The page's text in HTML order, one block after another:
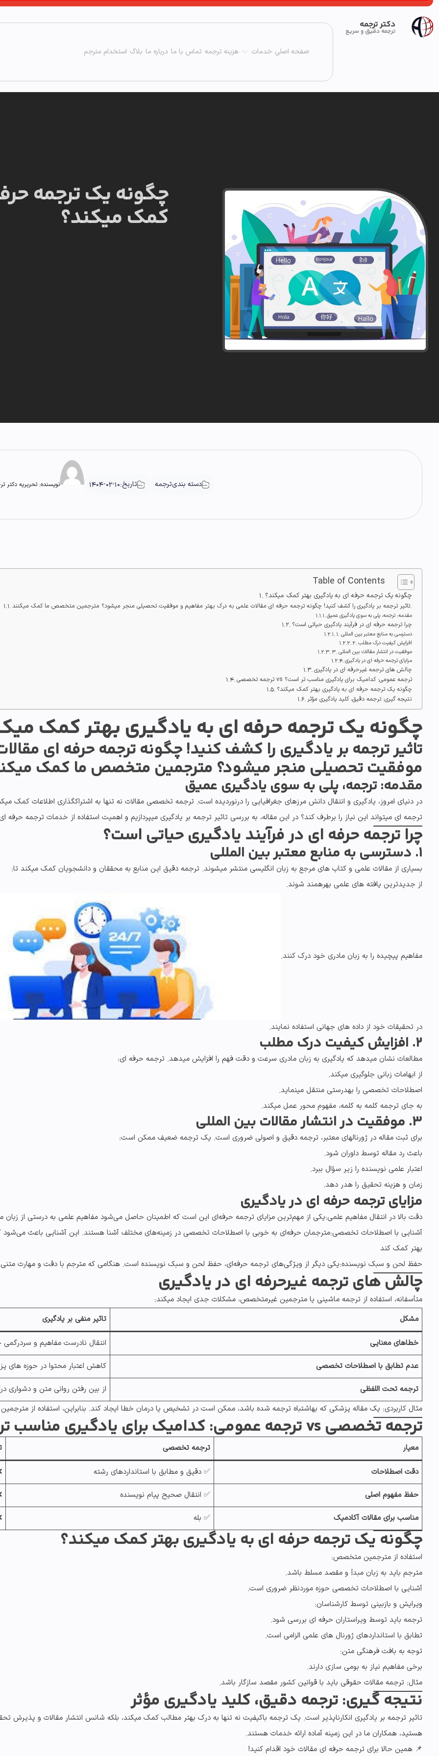
دکتر ترجمه
ترجمه دقیق و سریع
صفحه اصلی خدمات هزینه ترجمه تماس با ما درباره ما بلاگ استخدام مترجم
چگونه یک ترجمه
کمک میکند؟
دسته بندیترجمه تاریخ:1404-02-10 نویسنده: تحریریه دکتر
Table of Contents
چگونه یک ترجمه حرفه ای به یادگیری بهتر کمک میکند؟
تاثیر ترجمه بر یادگیری را کشف کنید! چگونه ترجمه حرفه ای مقالات علمی به درک بهتر مفاهیم و موفقیت تحصیلی منجر میشود؟ مترجمین متخصص ما کمک میکنند.
مقدمه: ترجمه، پلی به سوی یادگیری عمیق
چرا ترجمه حرفه ای در فرآیند یادگیری حیاتی است؟
1. دسترسی به منابع معتبر بین المللی
2. افزایش کیفیت درک مطلب
3. موفقیت در انتشار مقالات بین المللی
مزایای ترجمه حرفه‌ ای در یادگیری
چالش های ترجمه غیرحرفه ای در یادگیری
ترجمه تخصصی vs ترجمه عمومی: کدامیک برای یادگیری مناسب تر است؟
چگونه یک ترجمه حرفه ای به یادگیری بهتر کمک میکند؟
نتیجه گیری: ترجمه دقیق، کلید یادگیری مؤثر
چگونه یک ترجمه حرفه ای به یادگیری بهتر کمک
تاثیر ترجمه بر یادگیری را کشف کنید! چگونه ترجمه حرفه ای
موفقیت تحصیلی منجر میشود؟ مترجمین متخصص ما کمک
مقدمه: ترجمه، پلی به سوی یادگیری عمیق
در دنیای امروز، یادگیری و انتقال دانش مرزهای جغرافیایی را درنوردیده است. ترجمه تخصصی مقالات نه تنها به اشتراکگذاری اطلاعات کمک
ترجمه ای میتواند این نیاز را برطرف کند؟ در این مقاله، به بررسی تاثیر ترجمه بر یادگیری میپردازیم و اهمیت استفاده از خدمات ترجمه حرفه
چرا ترجمه حرفه ای در فرآیند یادگیری حیاتی است؟
1. دسترسی به منابع معتبر بین المللی
بسیاری از مقالات علمی و کتاب های مرجع به زبان انگلیسی منتشر میشوند. ترجمه دقیق این منابع به محققان و دانشجویان کمک میکند تا:
از جدیدترین یافته های علمی بهرهمند شوند.
مفاهیم پیچیده را به زبان مادری خود درک کنند.
در تحقیقات خود از داده های جهانی استفاده نمایند.
2. افزایش کیفیت درک مطلب
مطالعات نشان میدهد که یادگیری به زبان مادری سرعت و دقت فهم را افزایش میدهد. ترجمه حرفه ای:
از ابهامات زبانی جلوگیری میکند.
اصطلاحات تخصصی را بهدرستی منتقل مینماید.
به جای ترجمه کلمه به کلمه، مفهوم محور عمل میکند.
3. موفقیت در انتشار مقالات بین المللی
برای ثبت مقاله در ژورنالهای معتبر، ترجمه دقیق و اصولی ضروری است. یک ترجمه ضعیف ممکن است:
باعث رد مقاله توسط داوران شود.
اعتبار علمی نویسنده را زیر سؤال ببرد.
زمان و هزینه تحقیق را هدر دهد.
مزایای ترجمه حرفه‌ ای در یادگیری
دقت بالا در انتقال مفاهیم علمی:یکی از مهم‌ترین مزایای ترجمه حرفه‌ای این است که اطمینان حاصل می‌شود مفاهیم علمی به درستی از زبان
آشنایی با اصطلاحات تخصصی:مترجمان حرفه‌ای به خوبی با اصطلاحات تخصصی در زمینه‌های مختلف آشنا هستند. این آشنایی باعث می‌شود
بهتر کمک کند
حفظ لحن و سبک نویسنده:یکی دیگر از ویژگی‌های ترجمه حرفه‌ای، حفظ لحن و سبک نویسنده است. هنگامی که مترجم با دقت و مهارت
چالش های ترجمه غیرحرفه ای در یادگیری
متأسفانه، استفاده از ترجمه ماشینی یا مترجمین غیرمتخصص، مشکلات جدی ایجاد میکند:
مشکل
تاثیر منفی بر یادگیری
خطاهای معنایی انتقال نادرست مفاهیم و سردرگمی
عدم تطابق با اصطلاحات تخصصی کاهش اعتبار محتوا در حوزه
ترجمه تحت اللفظی
از بین رفتن روانی متن و دشواری
مثال کاربردی: یک مقاله پزشکی که بهاشتباه ترجمه شده باشد، ممکن است در تشخیص یا درمان خطا ایجاد کند. بنابراین، استفاده از
ترجمه تخصصی vs ترجمه عمومی: کدامیک برای یادگیری مناسب تر است؟
معیار ترجمه تخصصی
دقت اصطلاحات ✅ دقیق و مطابق با استانداردهای رشته
حفظ مفهوم اصلی ✅ انتقال صحیح پیام نویسنده
مناسب برای مقالات آکادمیک ✅ بله
چگونه یک ترجمه حرفه ای به یادگیری بهتر کمک میکند؟
استفاده از مترجمین متخصص:
مترجم باید به زبان مبدأ و مقصد مسلط باشد.
آشنایی با اصطلاحات تخصصی حوزه موردنظر ضروری است.
ویرایش و بازبینی توسط کارشناسان:
ترجمه باید توسط ویراستاران حرفه ای بررسی شود.
تطابق با استانداردهای ژورنال های علمی الزامی است.
توجه به بافت فرهنگی متن:
برخی مفاهیم نیاز به بومی سازی دارند.
مثال: ترجمه مقالات حقوقی باید با قوانین کشور مقصد سازگار باشد.
نتیجه گیری: ترجمه دقیق، کلید یادگیری مؤثر
تاثیر ترجمه بر یادگیری انکارناپذیر است. یک ترجمه باکیفیت نه تنها به درک بهتر مطالب کمک میکند، بلکه شانس انتشار مقالات و پذیرش
هستید، همکاران ما در این زمینه آماده ارائه خدمات هستند.
📌 همین حالا برای ترجمه حرفه ای مقالات خود اقدام کنید!